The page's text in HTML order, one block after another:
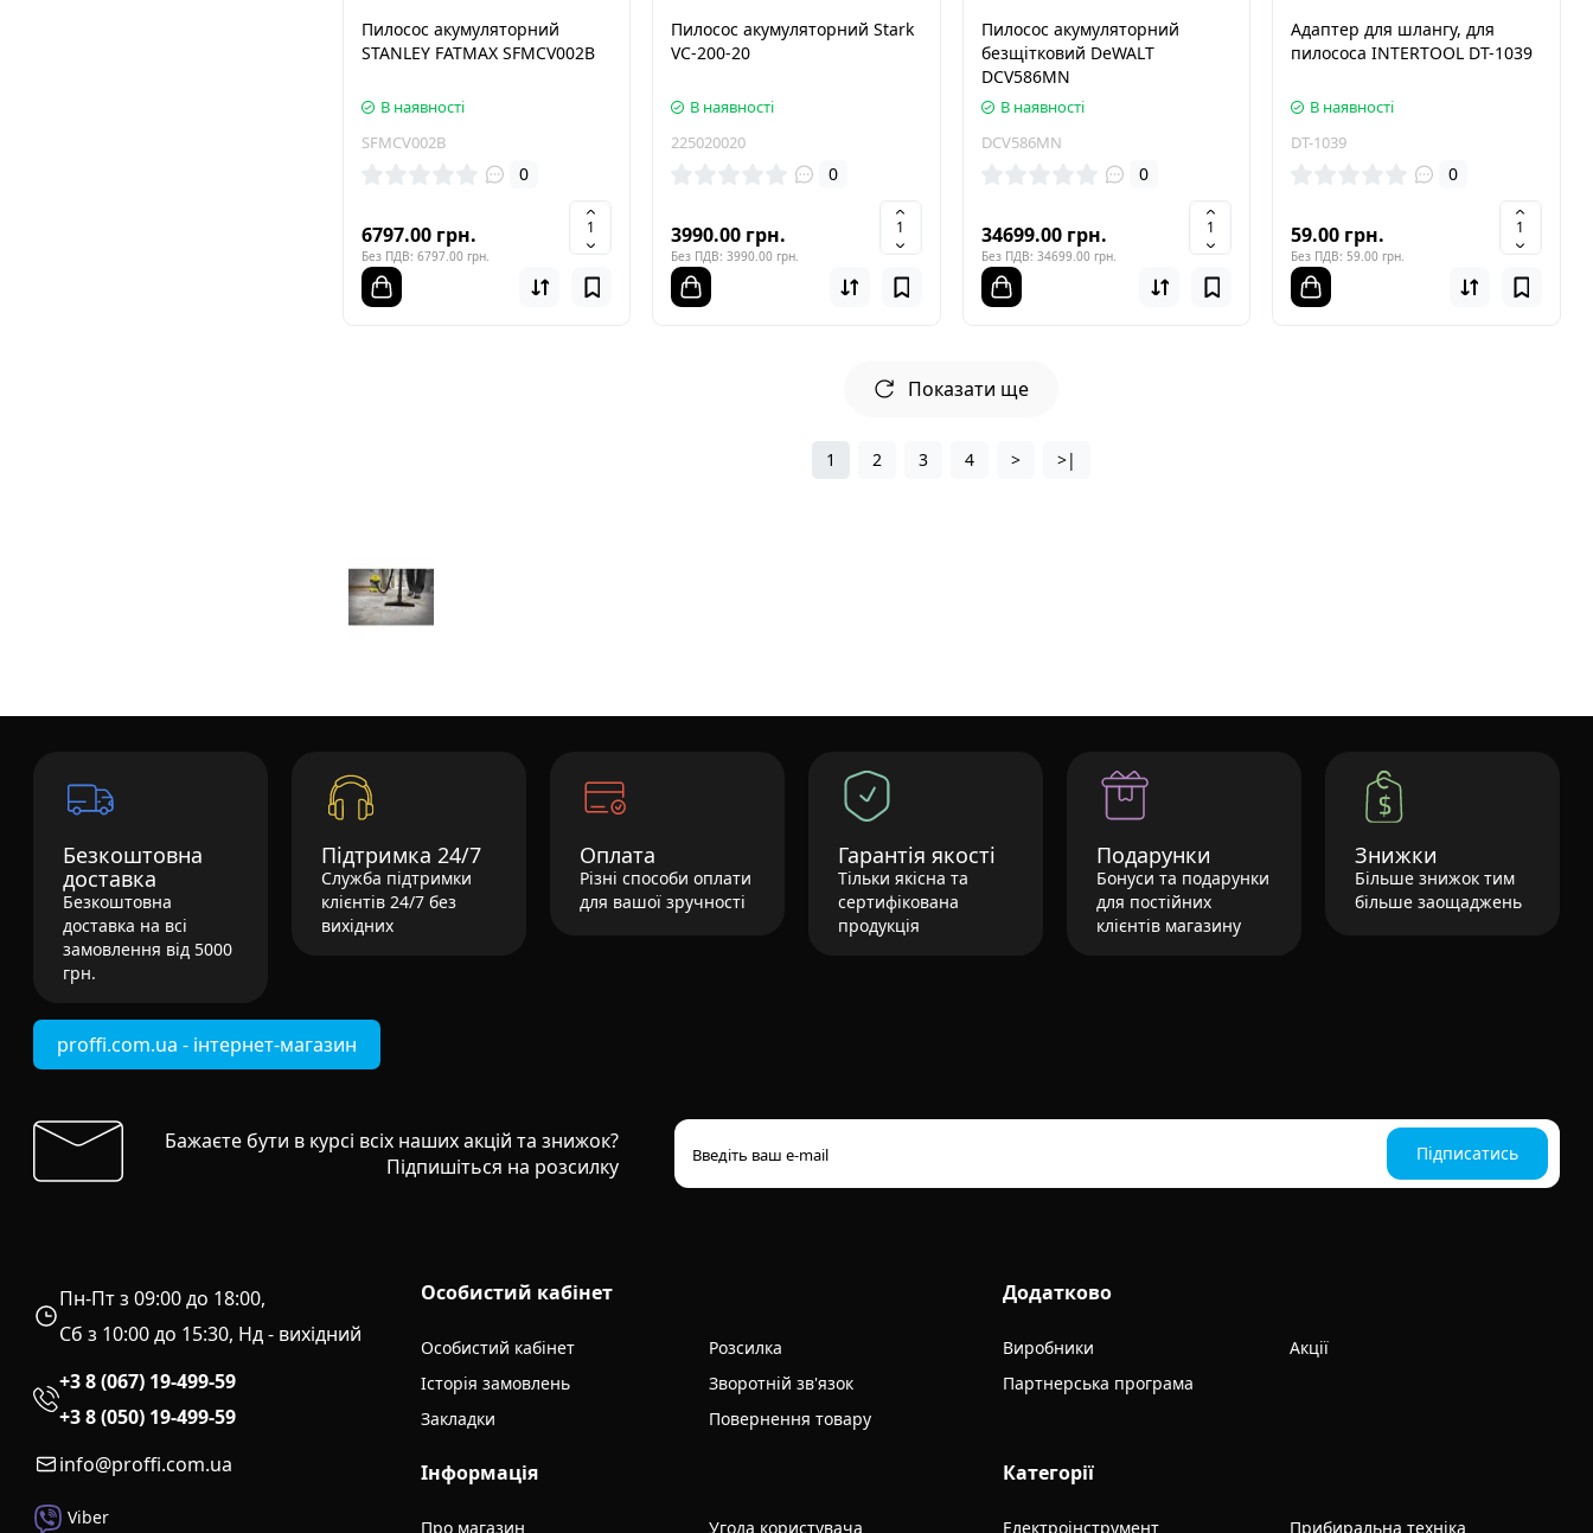
Пилосос акумуляторний
STANLEY FATMAX SFMCV002B
В наявності
SFMCV002B
0
6797.00 грн.
Без ПДВ: 6797.00 грн.
Пилосос акумуляторний Stark
VC-200-20
В наявності
225020020
0
3990.00 грн.
Без ПДВ: 3990.00 грн.
Пилосос акумуляторний
безщітковий DeWALT
DCV586MN
В наявності
DCV586MN
0
34699.00 грн.
Без ПДВ: 34699.00 грн.
Адаптер для шлангу, для
пилососа INTERTOOL DT-1039
В наявності
DT-1039
0
59.00 грн.
Без ПДВ: 59.00 грн.
Показати ще
1 2 3 4 > >|
Безкоштовна
доставка
Безкоштовна
доставка на всі
замовлення від 5000
грн.
Підтримка 24/7
Служба підтримки
клієнтів 24/7 без
вихідних
Оплата
Різні способи оплати
для вашої зручності
Гарантія якості
Тільки якісна та
сертифікована
продукція
Подарунки
Бонуси та подарунки
для постійних
клієнтів магазину
Знижки
Більше знижок тим
більше заощаджень
proffi.com.ua - інтернет-магазин
Бажаєте бути в курсі всіх наших акцій та знижок?
Підпишіться на розсилку
Підписатись
Пн-Пт з 09:00 до 18:00,
Сб з 10:00 до 15:30, Нд - вихідний
+3 8 (067) 19-499-59
+3 8 (050) 19-499-59
info@proffi.com.ua
Viber
Особистий кабінет
Особистий кабінет
Історія замовлень
Закладки
Розсилка
Зворотній зв'язок
Повернення товару
Додатково
Виробники
Партнерська програма
Акції
Інформація
Про магазин Угода користувача
Категорії
Електроінструмент Прибиральна техніка